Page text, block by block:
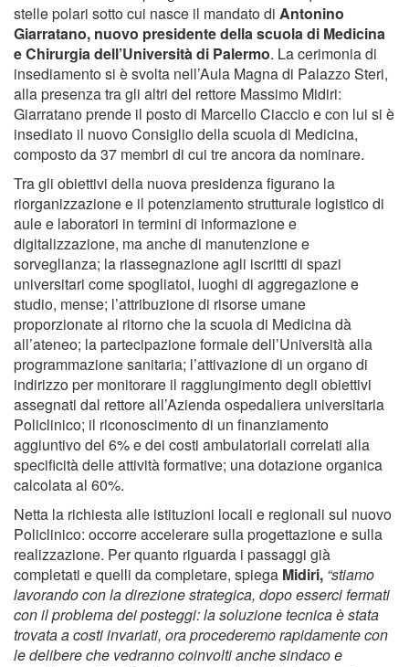
stelle polari sotto cui nasce il mandato di Antonino
Giarratano, nuovo presidente della scuola di Medicina
e Chirurgia dell’Università di Palermo. La cerimonia di
insediamento si è svolta nell’Aula Magna di Palazzo Steri,
alla presenza tra gli altri del rettore Massimo Midiri:
Giarratano prende il posto di Marcello Ciaccio e con lui si è
insediato il nuovo Consiglio della scuola di Medicina,
composto da 37 membri di cui tre ancora da nominare.
Tra gli obiettivi della nuova presidenza figurano la
riorganizzazione e il potenziamento strutturale logistico di
aule e laboratori in termini di informazione e
digitalizzazione, ma anche di manutenzione e
sorveglianza; la riassegnazione agli iscritti di spazi
universitari come spogliatoi, luoghi di aggregazione e
studio, mense; l’attribuzione di risorse umane
proporzionate al ritorno che la scuola di Medicina dà
all’ateneo; la partecipazione formale dell’Università alla
programmazione sanitaria; l’attivazione di un organo di
indirizzo per monitorare il raggiungimento degli obiettivi
assegnati dal rettore all’Azienda ospedaliera universitaria
Policlinico; il riconoscimento di un finanziamento
aggiuntivo del 6% e dei costi ambulatoriali correlati alla
specificità delle attività formative; una dotazione organica
calcolata al 60%.
Netta la richiesta alle istituzioni locali e regionali sul nuovo
Policlinico: occorre accelerare sulla progettazione e sulla
realizzazione. Per quanto riguarda i passaggi già
completati e quelli da completare, spiega Midiri, “stiamo
lavorando con la direzione strategica, dopo esserci fermati
con il problema dei posteggi: la soluzione tecnica è stata
trovata a costi invariati, ora procederemo rapidamente con
le delibere che vedranno coinvolti anche sindaco e